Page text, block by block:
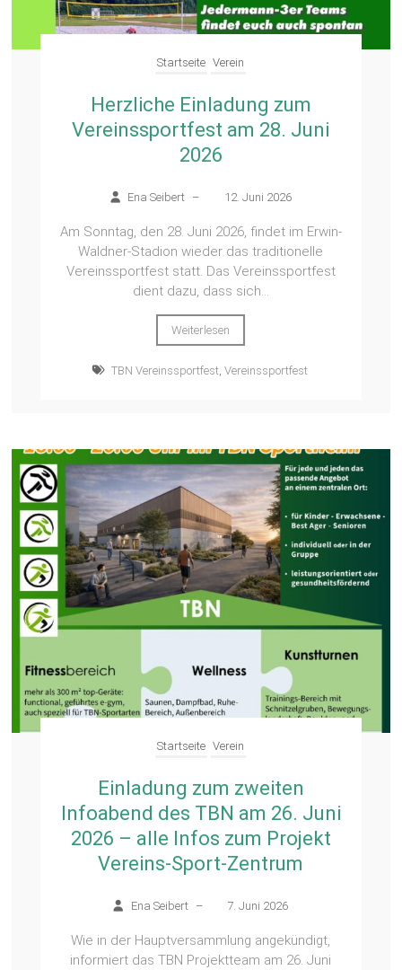
Startseite Verein
Herzliche Einladung zum
Vereinssportfest am 28. Juni
2026
Ena Seibert – 12. Juni 2026
Am Sonntag, den 28. Juni 2026, findet im Erwin-
Waldner-Stadion wieder das traditionelle
Vereinssportfest statt. Das Vereinssportfest
dient dazu, dass sich...
Weiterlesen
TBN Vereinssportfest,Vereinssportfest
Startseite Verein
Einladung zum zweiten
Infoabend des TBN am 26. Juni
2026 – alle Infos zum Projekt
Vereins-Sport-Zentrum
Ena Seibert – 7. Juni 2026
Wie in der Hauptversammlung angekündigt,
informiert das TBN Projektteam am 26. Juni